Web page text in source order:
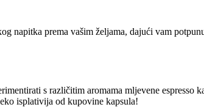
napitka prema vašim željama, dajući vam
s različitim aromama mljevene espresso
isplativija od kupovine kapsula!